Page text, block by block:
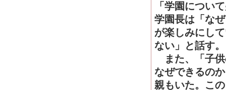
「学園につい
学園長は「な
が楽しみにし
ない」と話す。
また、「子供
なぜできるの
親もいた。こ